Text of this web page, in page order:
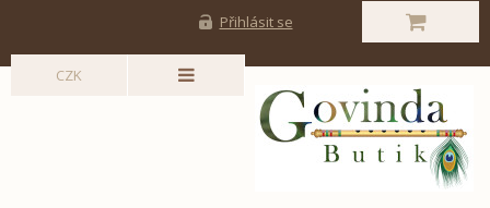
Přihlásit se
CZK